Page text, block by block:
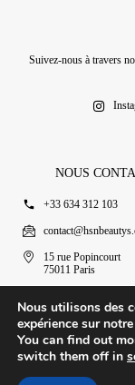
Suivez-nous à travers
NOUS
+33 634 312 103
15 rue Popincourt
75011 Paris
Nous utilisons des
expérience sur
You can find out
switch them off in